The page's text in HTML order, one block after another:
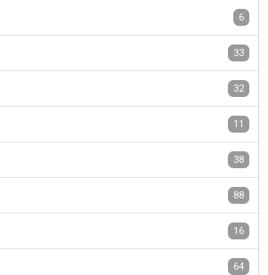
6
33
32
11
38
88
16
64